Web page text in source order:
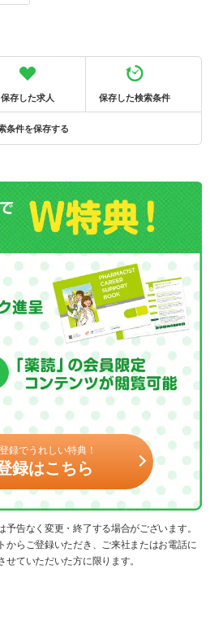
保存した求人 保存した検索条件
条件を保存する
録でうれしい特典！
録はこちら
告なく変更・終了する場合がございます。
らご登録いただき、ご来社またはお電話に
ていただいた方に限ります。